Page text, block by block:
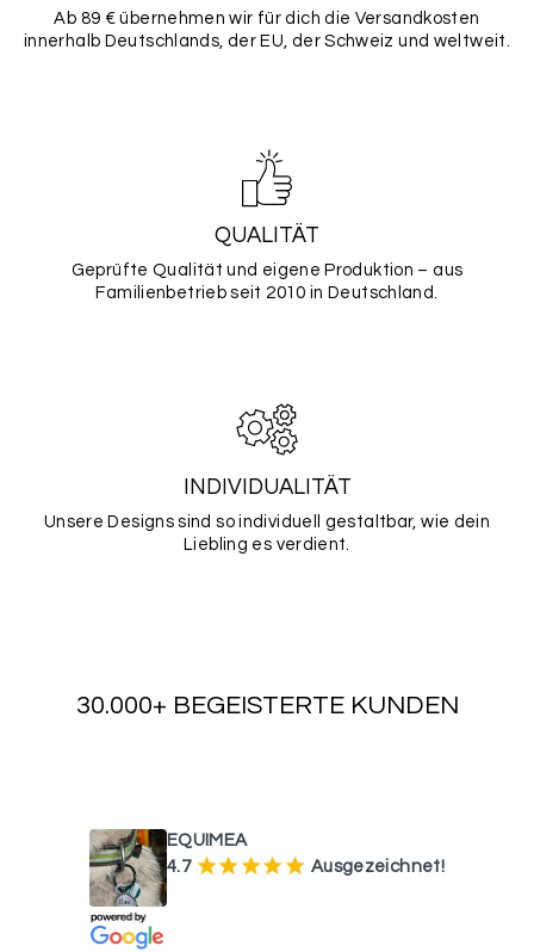
Ab 89 € übernehmen wir für dich die Versandkosten
innerhalb Deutschlands, der EU, der Schweiz und weltweit.
QUALITÄT
Geprüfte Qualität und eigene Produktion – aus
Familienbetrieb seit 2010 in Deutschland.
INDIVIDUALITÄT
Unsere Designs sind so individuell gestaltbar, wie dein
Liebling es verdient.
30.000+ BEGEISTERTE KUNDEN
EQUIMEA
4.7 ¡¡¡¡¡ Ausgezeichnet!